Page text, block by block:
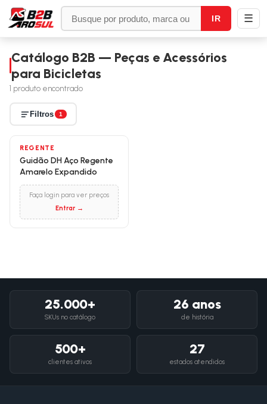
IR ☰
Catálogo B2B — Peças e Acessórios
para Bicicletas
1 produto encontrado
Filtros 1
REGENTE
Guidão DH Aço Regente
Amarelo Expandido
Faça login para ver preços
Entrar →
25.000+
SKUs no catálogo
26 anos
de história
500+
clientes ativos
27
estados atendidos